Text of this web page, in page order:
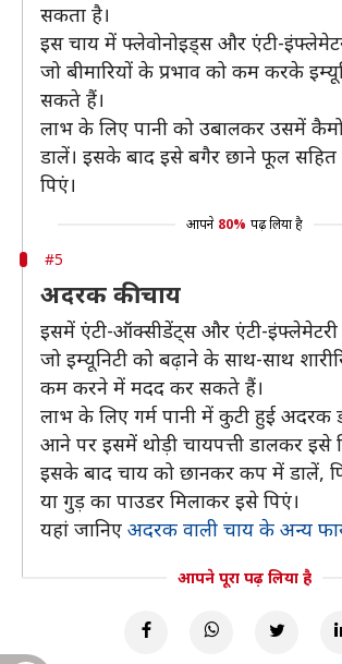
सकता है।
इस चाय में फ्लेवोनोइड्स और एंटी-
जो बीमारियों के प्रभाव को कम करके
सकते हैं।
लाभ के लिए पानी को उबालकर उसमें
डालें। इसके बाद इसे बगैर छाने फूल
पिएं।
आपने 80% पढ़ लिया है
#5
अदरक की चाय
इसमें एंटी-ऑक्सीडेंट्स और एंटी-
जो इम्यूनिटी को बढ़ाने के साथ-साथ
कम करने में मदद कर सकते हैं।
लाभ के लिए गर्म पानी में कुटी हुई
आने पर इसमें थोड़ी चायपत्ती डालकर इसे
इसके बाद चाय को छानकर कप में डालें,
या गुड़ का पाउडर मिलाकर इसे पिएं।
यहां जानिए अदरक वाली चाय के अन्य
आपने पूरा पढ़ लिया है